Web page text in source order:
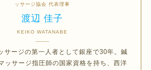
ッサージ協会 代表理事
渡辺 佳子
KEIKO WATANABE
サージの第一人者として銀座で30年。鍼
ッサージ指圧師の国家資格を持ち、西洋